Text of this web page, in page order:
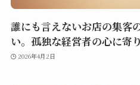
誰にも言えないお店の集客
い。孤独な経営者の心に寄
2026年4月2日